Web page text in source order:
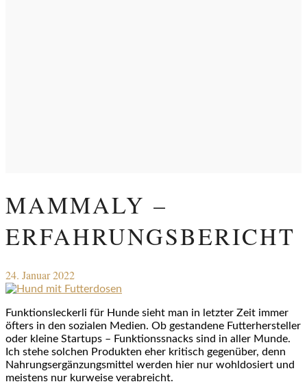
MAMMALY –
ERFAHRUNGSBERICHT
24. Januar 2022
Funktionsleckerli für Hunde sieht man in letzter Zeit immer
öfters in den sozialen Medien. Ob gestandene Futterhersteller
oder kleine Startups – Funktionssnacks sind in aller Munde.
Ich stehe solchen Produkten eher kritisch gegenüber, denn
Nahrungsergänzungsmittel werden hier nur wohldosiert und
meistens nur kurweise verabreicht.